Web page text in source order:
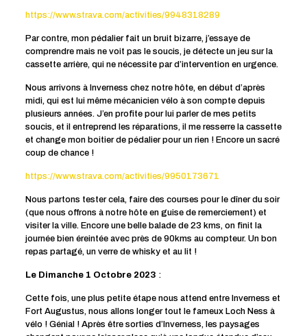
https://www.strava.com/activities/9948318289
Par contre, mon pédalier fait un bruit bizarre, j’essaye de
comprendre mais ne voit pas le soucis, je détecte un jeu sur la
cassette arrière, qui ne nécessite par d’intervention en urgence.
Nous arrivons à Inverness chez notre hôte, en début d’après
midi, qui est lui même mécanicien vélo à son compte depuis
plusieurs années. J’en profite pour lui parler de mes petits
soucis, et il entreprend les réparations, il me resserre la cassette
et change mon boitier de pédalier pour un rien ! Encore un sacré
coup de chance !
https://www.strava.com/activities/9950173671
Nous partons tester cela, faire des courses pour le dîner du soir
(que nous offrons à notre hôte en guise de remerciement) et
visiter la ville. Encore une belle balade de 23 kms, on finit la
journée bien éreintée avec près de 90kms au compteur. Un bon
repas partagé, un verre de whisky et au lit !
Le Dimanche 1 Octobre 2023 :
Cette fois, une plus petite étape nous attend entre Inverness et
Fort Augustus, nous allons longer tout le fameux Loch Ness à
vélo ! Génial ! Après être sorties d’Inverness, les paysages